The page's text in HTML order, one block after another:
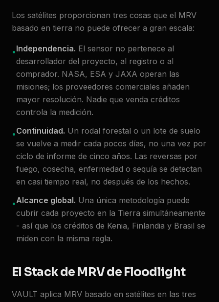
Los satélites proporcionan tres cosas que el MRV
basado en tierra no puede ofrecer a gran escala:
•Independencia. El sensor no pertenece al
desarrollador del proyecto, al registro o al
comprador. NASA, ESA y JAXA operan las
misiones; los proveedores comerciales añaden
mayor resolución. Nadie que venda créditos
controla la medición.
•Continuidad. Un rodal forestal o un lote de suelo
se vuelve a medir cada pocos días, no una vez por
ciclo de informe de cinco años. Las reversas por
fuego, cosecha, enfermedad o sequía se detectan
en casi tiempo real, no después de los hechos.
•Alcance global. Una única metodología puede
cubrir cada proyecto en la Tierra simultáneamente
- así que los créditos de Kenia, Finlandia y Brasil se
miden con la misma regla.
El Stack de MRV de Floodlight
VAULT aplica MRV basado en satélites en las tres